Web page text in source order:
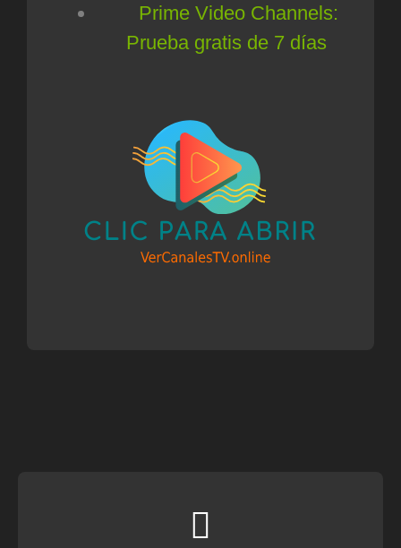
Prime Video Channels:
Prueba gratis de 7 días